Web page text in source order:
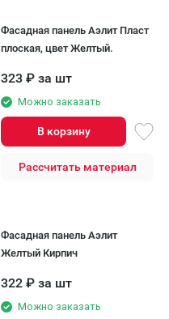
Фасадная панель Аэлит Пласт
плоская, цвет Желтый.
323 ₽ за шт
Можно заказать
В корзину
Рассчитать материал
Фасадная панель Аэлит
Желтый Кирпич
322 ₽ за шт
Можно заказать